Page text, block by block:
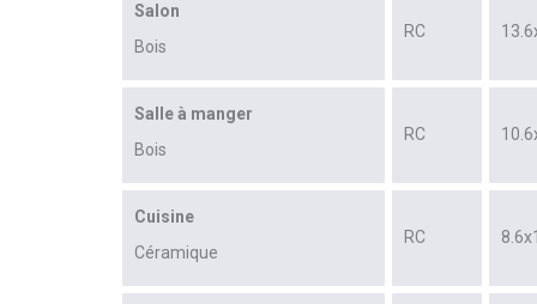
Salon
Bois
RC
Salle à manger
Bois
RC
Cuisine
Céramique
RC